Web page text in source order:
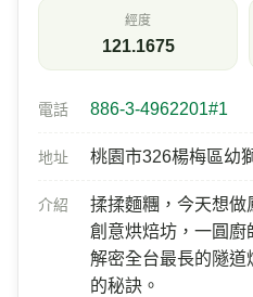
經度
121.1675
電話 886-3-4962201#1
地址 桃園市326楊梅區幼
介紹
揉揉麵糰，今天想做
創意烘焙坊，一圓廚
解密全台最長的隧道
的秘訣。